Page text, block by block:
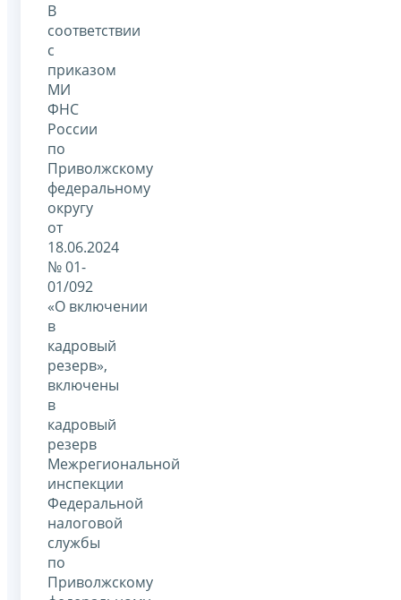
В
соответствии
с
приказом
МИ
ФНС
России
по
Приволжскому
федеральному
округу
от
18.06.2024
№ 01-
01/092
«О включении
в
кадровый
резерв»,
включены
в
кадровый
резерв
Межрегиональной
инспекции
Федеральной
налоговой
службы
по
Приволжскому